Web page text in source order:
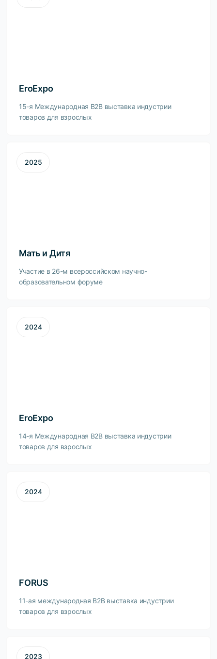
EroExpo
15-я Международная B2B выставка индустрии
товаров для взрослых
2025
Мать и Дитя
Участие в 26-м всероссийском научно-
образовательном форуме
2024
EroExpo
14-я Международная B2B выставка индустрии
товаров для взрослых
2024
FORUS
11-ая международная B2B выставка индустрии
товаров для взрослых
2023